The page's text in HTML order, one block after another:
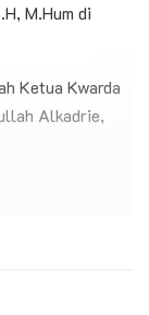
M.Hum di
Ketua Kwarda
Alkadrie,